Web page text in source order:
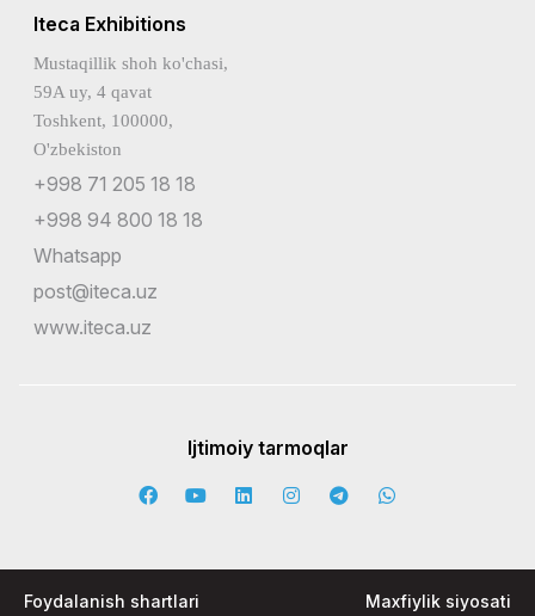
Iteca Exhibitions
Mustaqillik shoh ko'chasi,
59A uy, 4 qavat
Toshkent, 100000,
O'zbekiston
+998 71 205 18 18
+998 94 800 18 18
Whatsapp
post@iteca.uz
www.iteca.uz
Ijtimoiy tarmoqlar
Foydalanish shartlari Maxfiylik siyosati